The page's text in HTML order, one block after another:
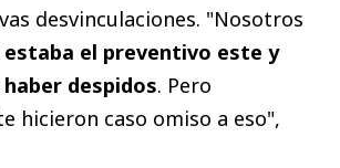
desvinculaciones. "Nosotros
estaba el preventivo este y
despidos. Pero
hicieron caso omiso a eso",